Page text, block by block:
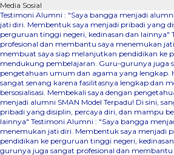
Media Sosial
Testimoni Alumni : "Saya bangga menjadi
jati diri. Membentuk saya menjadi pribadi yang
perguruan tinggi negeri, kedinasan dan lainnya"
profesional dan membantu saya menemukan
membuat saya siap melanjutkan pendidikan ke
mendukung pembelajaran. Guru-gurunya juga
pengetahuan umum dan agama yang lengkap.
sangat senang karena fasilitasnya lengkap dan
bersosialisasi. Membekali saya dengan
menjadi alumni SMAN Model Terpadu! Di sini,
pribadi yang disiplin, percaya diri, dan mampu
lainnya" Testimoni Alumni : "Saya bangga
menemukan jati diri. Membentuk saya menjadi
pendidikan ke perguruan tinggi negeri,
gurunya juga sangat profesional dan